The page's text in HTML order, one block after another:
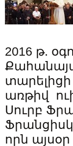
2016 թ.
առթիվ
Սուրբ
որն